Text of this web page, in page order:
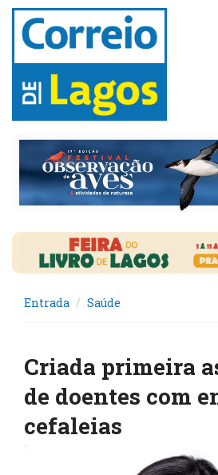
Entrada Saúde
Criada primeira
de doentes com
cefaleias